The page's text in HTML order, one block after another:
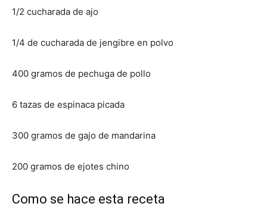
1/2 cucharada de ajo
1/4 de cucharada de jengibre en polvo
400 gramos de pechuga de pollo
6 tazas de espinaca picada
300 gramos de gajo de mandarina
200 gramos de ejotes chino
Como se hace esta receta